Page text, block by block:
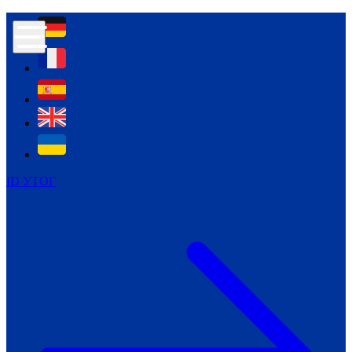
ID УТОГ
Контур психологічної безпеки глухих
Всеукраїнський пісенний
челендж «Україно, ти є!»
Молодіжний челендж «Жестова
мова для мене – це…»
Репортажі спеціальних та
інклюзивних начальних закладів